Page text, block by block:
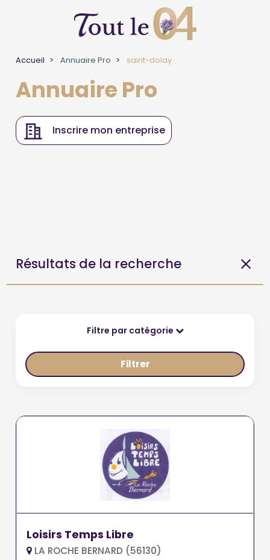
Accueil Annuaire Pro saint-dolay
Annuaire Pro
Inscrire mon entreprise
Résultats de la recherche
Filtre par catégorie
Filtrer
Loisirs Temps Libre
LA ROCHE BERNARD (56130)